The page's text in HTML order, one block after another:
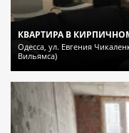
КВАРТИРА В
Одесса, ул. Евгения
Вильямса)